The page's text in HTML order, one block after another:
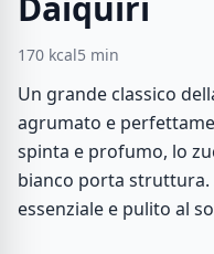
170 kcal5 min
Un grande classico
agrumato e
spinta e profumo, lo
bianco porta
essenziale e pulito al